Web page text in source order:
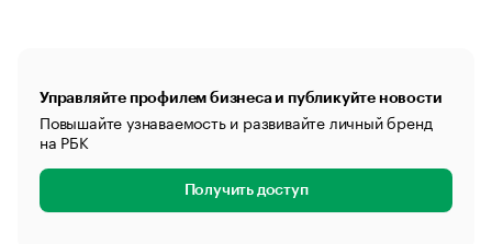
Управляйте профилем бизнеса и публикуйте новости
Повышайте узнаваемость и развивайте личный бренд
на РБК
Получить доступ